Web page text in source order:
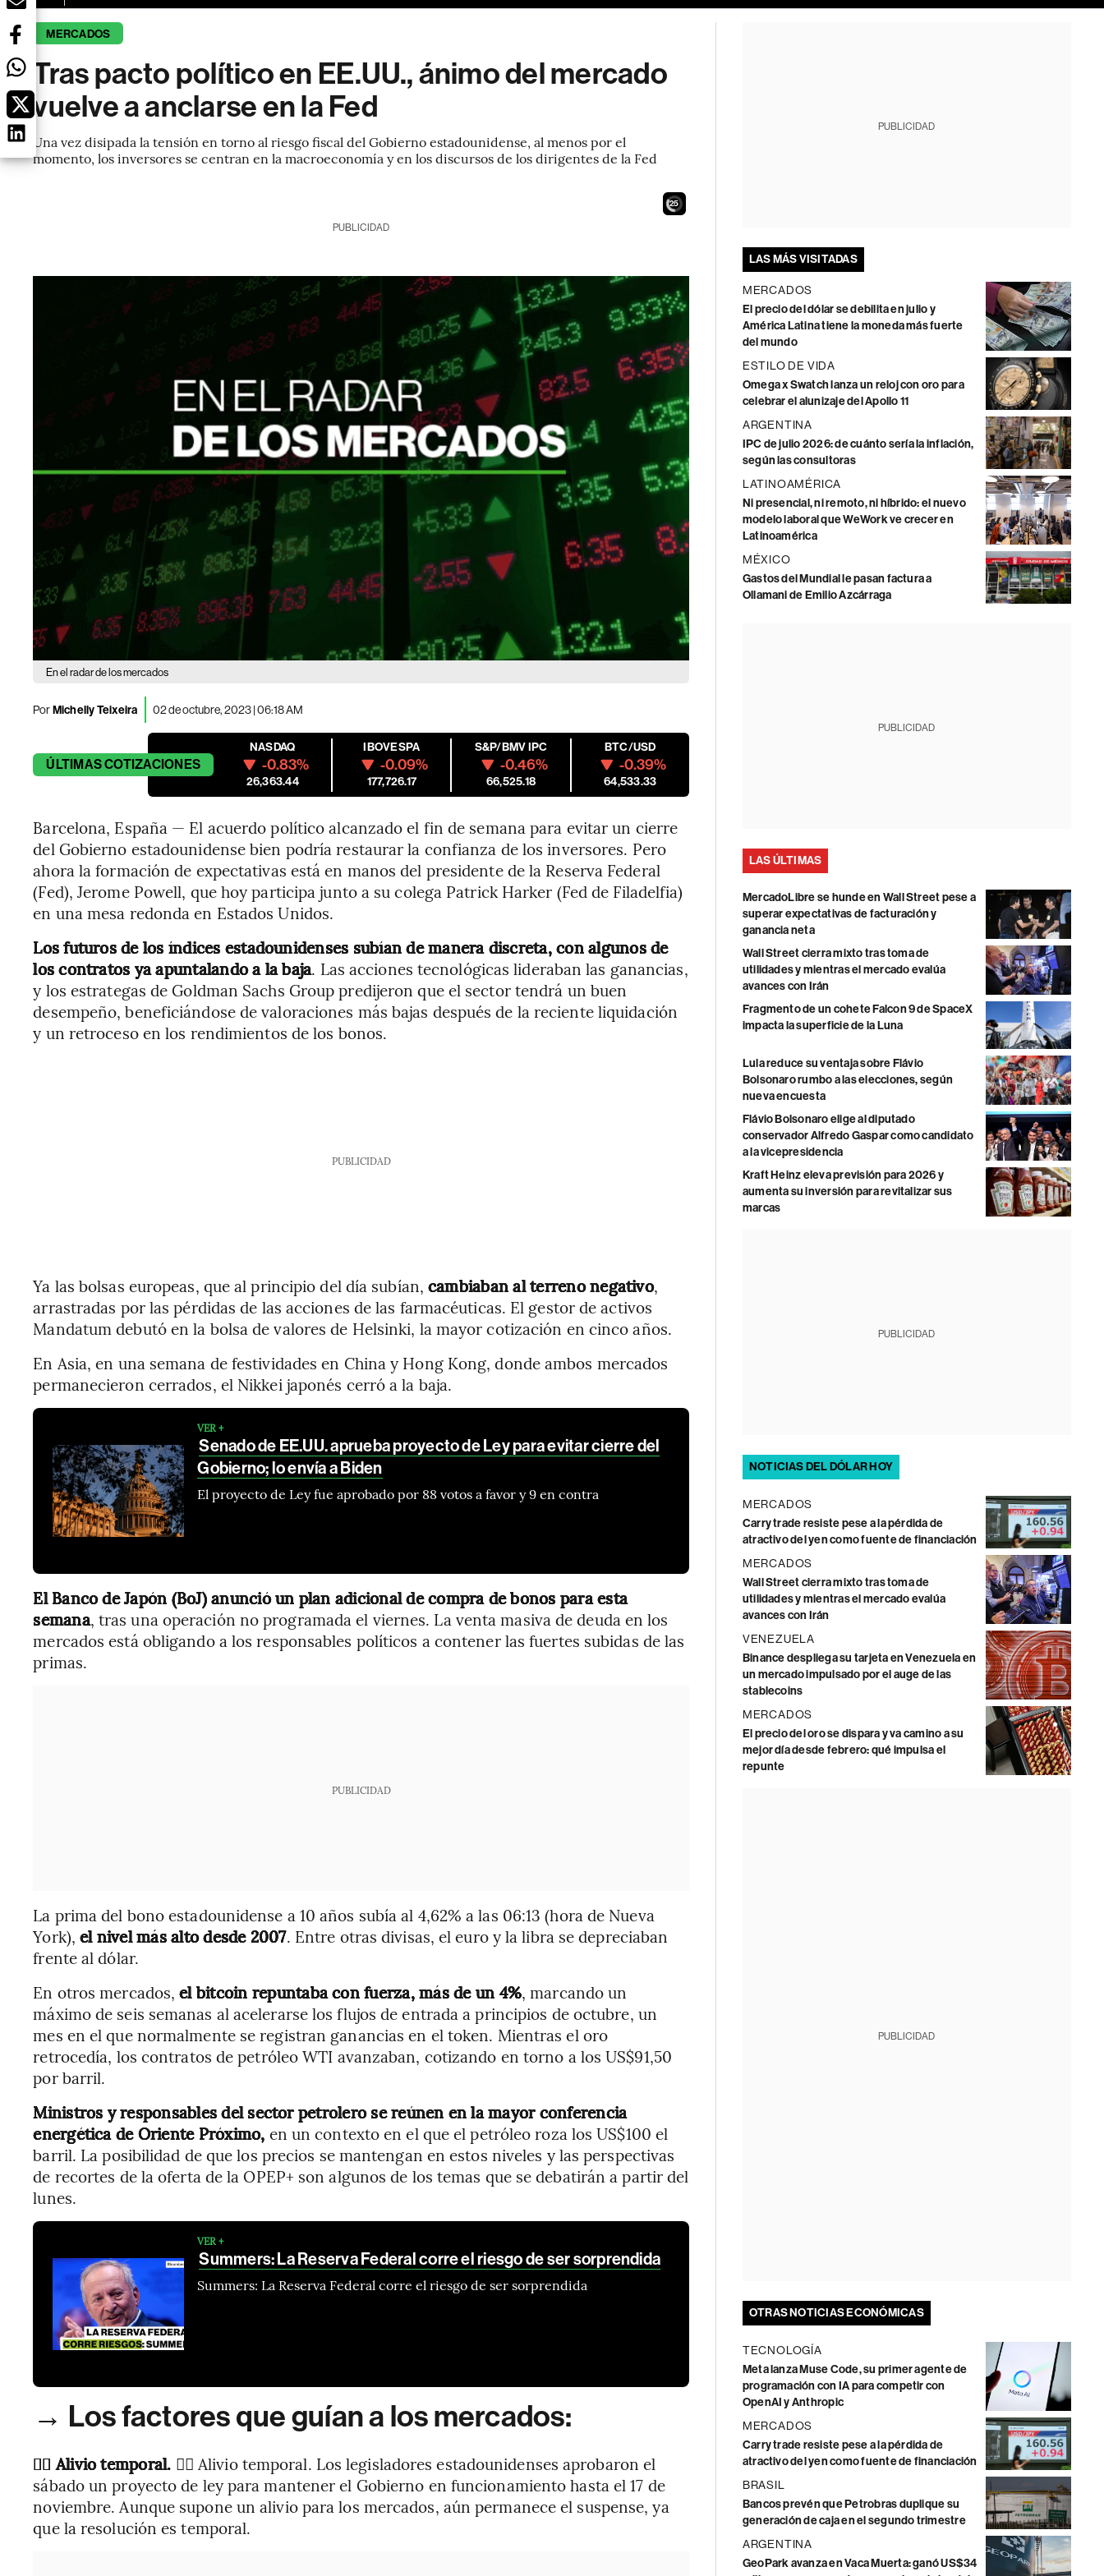
MERCADOS
Tras pacto político en EE.UU., ánimo del mercado
vuelve a anclarse en la Fed
Una vez disipada la tensión en torno al riesgo fiscal del Gobierno estadounidense, al menos por el
momento, los inversores se centran en la macroeconomía y en los discursos de los dirigentes de la Fed
24
PUBLICIDAD
En el radar de los mercados
PorMichelly Teixeira 02 de octubre, 2023 | 06:18 AM
ÚLTIMASCOTIZACIONES
NASDAQ
-0.83%
26,363.44
IBOVESPA
-0.09%
177,726.17
S&P/BMV IPC
-0.46%
66,525.18
BTC/USD
-0.39%
64,533.33
Barcelona, España — El acuerdo político alcanzado el fin de semana para evitar un cierre
del Gobierno estadounidense bien podría restaurar la confianza de los inversores. Pero
ahora la formación de expectativas está en manos del presidente de la Reserva Federal
(Fed), Jerome Powell, que hoy participa junto a su colega Patrick Harker (Fed de Filadelfia)
en una mesa redonda en Estados Unidos.
Los futuros de los índices estadounidenses subían de manera discreta, con algunos de
los contratos ya apuntalando a la baja. Las acciones tecnológicas lideraban las ganancias,
y los estrategas de Goldman Sachs Group predijeron que el sector tendrá un buen
desempeño, beneficiándose de valoraciones más bajas después de la reciente liquidación
y un retroceso en los rendimientos de los bonos.
PUBLICIDAD
Ya las bolsas europeas, que al principio del día subían,cambiaban al terreno negativo,
arrastradas por las pérdidas de las acciones de las farmacéuticas. El gestor de activos
Mandatum debutó en la bolsa de valores de Helsinki, la mayor cotización en cinco años.
En Asia, en una semana de festividades en China y Hong Kong, donde ambos mercados
permanecieron cerrados, el Nikkei japonés cerró a la baja.
VER +
Senado de EE.UU. aprueba proyecto de Ley para evitar cierre del
Gobierno; lo envía a Biden
El proyecto de Ley fue aprobado por 88 votos a favor y 9 en contra
El Banco de Japón (BoJ) anunció un plan adicional de compra de bonos para esta
semana, tras una operación no programada el viernes. La venta masiva de deuda en los
mercados está obligando a los responsables políticos a contener las fuertes subidas de las
primas.
PUBLICIDAD
La prima del bono estadounidense a 10 años subía al 4,62% a las 06:13 (hora de Nueva
York),el nivel más alto desde 2007. Entre otras divisas, el euro y la libra se depreciaban
frente al dólar.
En otros mercados,el bitcoin repuntaba con fuerza, más de un 4%, marcando un
máximo de seis semanas al acelerarse los flujos de entrada a principios de octubre, un
mes en el que normalmente se registran ganancias en el token. Mientras el oro
retrocedía, los contratos de petróleo WTI avanzaban, cotizando en torno a los US$91,50
por barril.
Ministros y responsables del sector petrolero se reúnen en la mayor conferencia
energética de Oriente Próximo, en un contexto en el que el petróleo roza los US$100 el
barril. La posibilidad de que los precios se mantengan en estos niveles y las perspectivas
de recortes de la oferta de la OPEP+ son algunos de los temas que se debatirán a partir del
lunes.
VER +
Summers: La Reserva Federal corre el riesgo de ser sorprendida
Summers: La Reserva Federal corre el riesgo de ser sorprendida
→ Los factores que guían a los mercados:
😮‍💨 Alivio temporal. 😮‍💨 Alivio temporal. Los legisladores estadounidenses aprobaron el
sábado un proyecto de ley para mantener el Gobierno en funcionamiento hasta el 17 de
noviembre. Aunque supone un alivio para los mercados, aún permanece el suspense, ya
que la resolución es temporal.
PUBLICIDAD
LAS MÁS VISITADAS
MERCADOS
El precio del dólar se debilita en julio y
América Latina tiene la moneda más fuerte
del mundo
ESTILO DE VIDA
Omega x Swatch lanza un reloj con oro para
celebrar el alunizaje del Apollo 11
ARGENTINA
IPC de julio 2026: de cuánto sería la inflación,
según las consultoras
LATINOAMÉRICA
Ni presencial, ni remoto, ni híbrido: el nuevo
modelo laboral que WeWork ve crecer en
Latinoamérica
MÉXICO
Gastos del Mundial le pasan factura a
Ollamani de Emilio Azcárraga
PUBLICIDAD
LAS ÚLTIMAS
MercadoLibre se hunde en Wall Street pese a
superar expectativas de facturación y
ganancia neta
Wall Street cierra mixto tras toma de
utilidades y mientras el mercado evalúa
avances con Irán
Fragmento de un cohete Falcon 9 de SpaceX
impacta la superficie de la Luna
Lula reduce su ventaja sobre Flávio
Bolsonaro rumbo a las elecciones, según
nueva encuesta
Flávio Bolsonaro elige al diputado
conservador Alfredo Gaspar como candidato
a la vicepresidencia
Kraft Heinz eleva previsión para 2026 y
aumenta su inversión para revitalizar sus
marcas
PUBLICIDAD
NOTICIAS DEL DÓLAR HOY
MERCADOS
Carry trade resiste pese a la pérdida de
atractivo del yen como fuente de financiación
MERCADOS
Wall Street cierra mixto tras toma de
utilidades y mientras el mercado evalúa
avances con Irán
VENEZUELA
Binance despliega su tarjeta en Venezuela en
un mercado impulsado por el auge de las
stablecoins
MERCADOS
El precio del oro se dispara y va camino a su
mejor día desde febrero: qué impulsa el
repunte
PUBLICIDAD
OTRAS NOTICIAS ECONÓMICAS
TECNOLOGÍA
Meta lanza Muse Code, su primer agente de
programación con IA para competir con
OpenAI y Anthropic
MERCADOS
Carry trade resiste pese a la pérdida de
atractivo del yen como fuente de financiación
BRASIL
Bancos prevén que Petrobras duplique su
generación de caja en el segundo trimestre
ARGENTINA
GeoPark avanza en Vaca Muerta: ganó US$34